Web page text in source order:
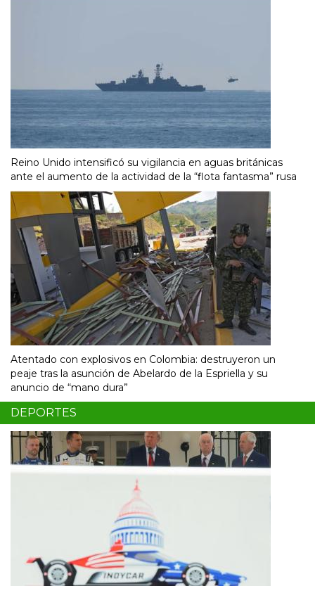
Reino Unido intensificó su vigilancia en aguas británicas
ante el aumento de la actividad de la “flota fantasma” rusa
Atentado con explosivos en Colombia: destruyeron un
peaje tras la asunción de Abelardo de la Espriella y su
anuncio de “mano dura”
DEPORTES